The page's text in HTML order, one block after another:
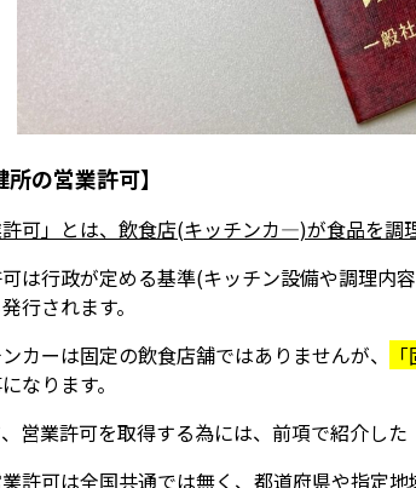
所の営業許可】
許可」とは、飲食店(キッチンカ―)が食品を調
は行政が定める基準(キッチン設備や調理
行されます。
カーは固定の飲食店舗ではありませんが、
なります。
営業許可を取得する為には、前項で紹介した
許可は全国共通では無く、都道府県や指定